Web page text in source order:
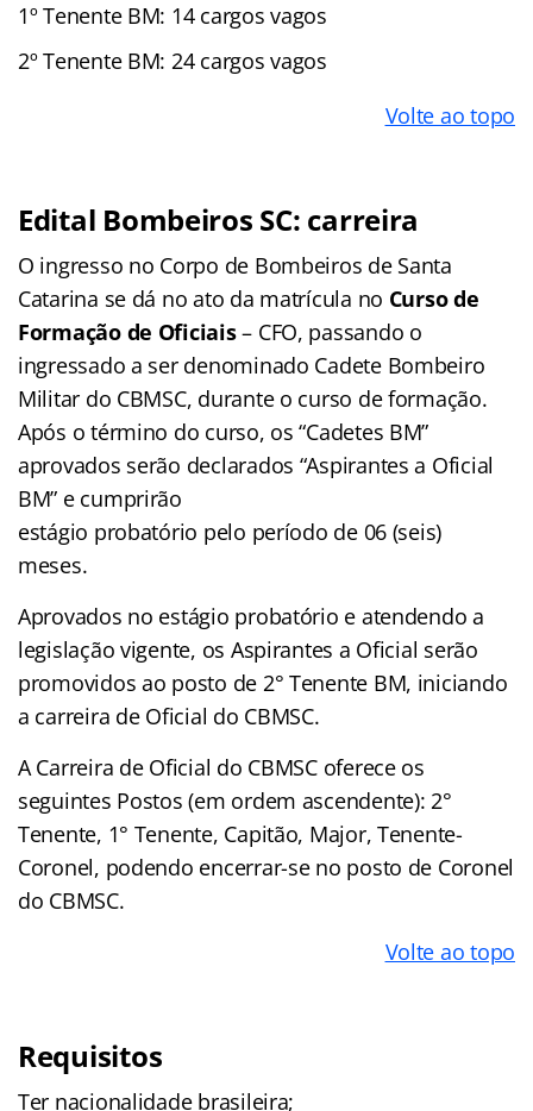
1º Tenente BM: 14 cargos vagos
2º Tenente BM: 24 cargos vagos
Volte ao topo
Edital Bombeiros SC: carreira
O ingresso no Corpo de Bombeiros de Santa
Catarina se dá no ato da matrícula no Curso de
Formação de Oficiais– CFO, passando o
ingressado a ser denominado Cadete Bombeiro
Militar do CBMSC, durante o curso de formação.
Após o término do curso, os “Cadetes BM”
aprovados serão declarados “Aspirantes a Oficial
BM” e cumprirão
estágio probatório pelo período de 06 (seis)
meses.
Aprovados no estágio probatório e atendendo a
legislação vigente, os Aspirantes a Oficial serão
promovidos ao posto de 2° Tenente BM, iniciando
a carreira de Oficial do CBMSC.
A Carreira de Oficial do CBMSC oferece os
seguintes Postos (em ordem ascendente): 2°
Tenente, 1° Tenente, Capitão, Major, Tenente-
Coronel, podendo encerrar-se no posto de Coronel
do CBMSC.
Volte ao topo
Requisitos
Ter nacionalidade brasileira;